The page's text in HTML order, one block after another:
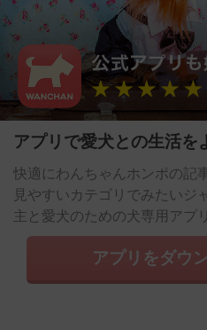
アプリで愛犬との生活を
快適にわんちゃんホンポの記
見やすいカテゴリでみたいジ
主と愛犬のための犬専用アプリ
アプリをダウ